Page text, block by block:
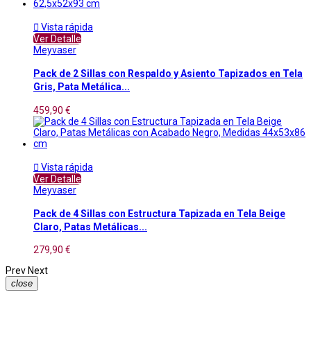
 Vista rápida
Ver Detalle
Meyvaser
Pack de 2 Sillas con Respaldo y Asiento Tapizados en Tela
Gris, Pata Metálica...
459,90 €
 Vista rápida
Ver Detalle
Meyvaser
Pack de 4 Sillas con Estructura Tapizada en Tela Beige
Claro, Patas Metálicas...
279,90 €
Prev Next
close